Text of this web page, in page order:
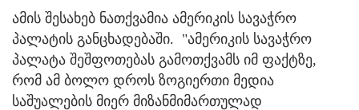
ამის შესახებ ნათქვამია ამერიკის სავაჭრო
პალატის განცხადებაში. "ამერიკის სავაჭრო
პალატა შეშფოთებას გამოთქვამს იმ ფაქტზე,
რომ ამ ბოლო დროს ზოგიერთი მედია
საშუალების მიერ მიზანმიმართულად